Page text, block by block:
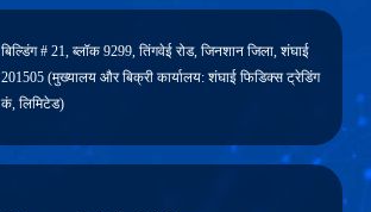
बिल्डिंग # 21, ब्लॉक 9299, तिंगवेई रोड, जिनशान जिला, शंघाई
201505 (मुख्यालय और बिक्री कार्यालय: शंघाई फिडिक्स ट्रेडिंग
कं, लिमिटेड)